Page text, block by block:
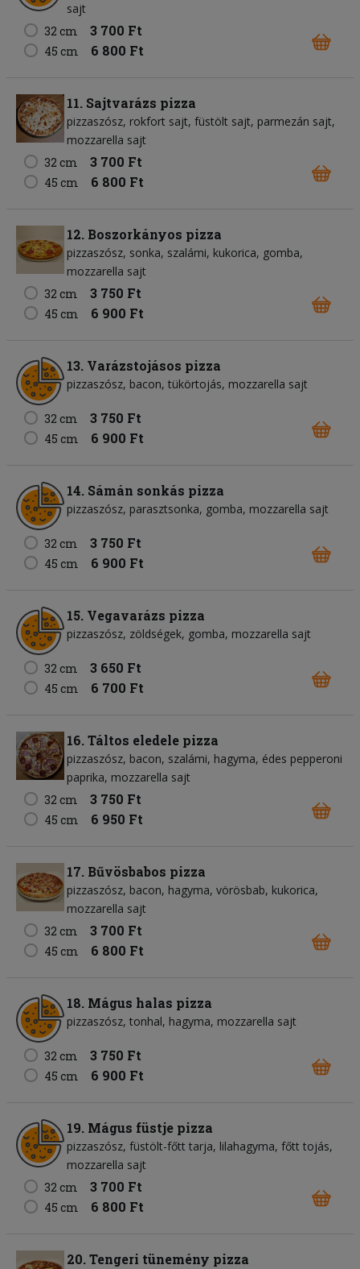
sajt
32 cm
3 700 Ft
45 cm 6 800 Ft
11. Sajtvarázs pizza
pizzaszósz rokfort sajt füstölt sajt parmezán sajt
mozzarella sajt
32 cm
3 700 Ft
45 cm 6 800 Ft
12. Boszorkányos pizza
pizzaszósz sonka szalámi kukorica gomba
mozzarella sajt
32 cm
3 750 Ft
45 cm 6 900 Ft
13. Varázstojásos pizza
pizzaszósz bacon tükörtojás mozzarella sajt
32 cm 3 750 Ft
45 cm 6 900 Ft
14. Sámán sonkás pizza
pizzaszósz parasztsonka gomba mozzarella sajt
32 cm 3 750 Ft
45 cm 6 900 Ft
15. Vegavarázs pizza
pizzaszósz zöldségek gomba mozzarella sajt
32 cm 3 650 Ft
45 cm 6 700 Ft
16. Táltos eledele pizza
pizzaszósz bacon szalámi hagyma édes pepperoni
paprika mozzarella sajt
32 cm
3 750 Ft
45 cm 6 950 Ft
17. Bűvösbabos pizza
pizzaszósz bacon hagyma vörösbab kukorica
mozzarella sajt
32 cm
3 700 Ft
45 cm 6 800 Ft
18. Mágus halas pizza
pizzaszósz tonhal hagyma mozzarella sajt
32 cm 3 750 Ft
45 cm 6 900 Ft
19. Mágus füstje pizza
pizzaszósz füstölt-főtt tarja lilahagyma főtt tojás
mozzarella sajt
32 cm
3 700 Ft
45 cm 6 800 Ft
20. Tengeri tünemény pizza